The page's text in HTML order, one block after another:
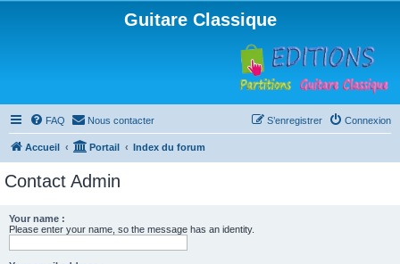
Guitare Classique
FAQ Nous contacter Connexion
S’enregistrer
Accueil Portail Index du forum
Contact Admin
Your name :
Please enter your name, so the message has an identity.